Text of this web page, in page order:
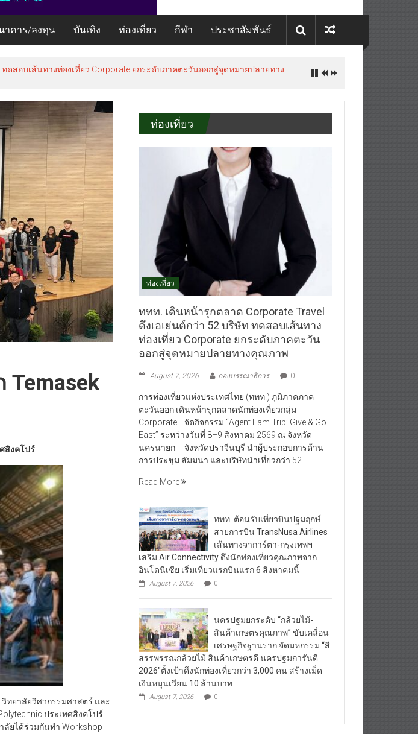
าคาร/ลงทุน บันเทิง ท่องเที่ยว กีฬา ประชาสัมพันธ์
ดสอบเส้นทางท่องเที่ยว Corporate ยกระดับภาคตะวันออกสู่จุดหมายปลายทาง
สิงคโปร์
ทยาลัยวิศวกรรมศาสตร์ และ
ประเทศสิงคโปร์
ลัยได้ร่วมกันทำ Workshop
ท่องเที่ยว
ท่องเที่ยว
ททท. เดินหน้ารุกตลาด Corporate Travel
ดึงเอเย่นต์กว่า 52 บริษัท ทดสอบเส้นทาง
ท่องเที่ยว Corporate ยกระดับภาคตะวัน
ออกสู่จุดหมายปลายทางคุณภาพ
August 7, 2026 กองบรรณาธิการ 0
การท่องเที่ยวแห่งประเทศไทย (ททท.) ภูมิภาคภาค
ตะวันออก เดินหน้ารุกตลาดนักท่องเที่ยวกลุ่ม
Corporate จัดกิจกรรม “Agent Fam Trip: Give & Go
East” ระหว่างวันที่ 8–9 สิงหาคม 2569 ณ จังหวัด
นครนายก จังหวัดปราจีนบุรี นำผู้ประกอบการด้าน
การประชุม สัมมนา และบริษัทนำเที่ยวกว่า 52
Read More
ททท. ต้อนรับเที่ยวบินปฐมฤกษ์
สายการบิน TransNusa Airlines
เส้นทางจาการ์ตา-กรุงเทพฯ
เสริม Air Connectivity ดึงนักท่องเที่ยวคุณภาพจาก
อินโดนีเซีย เริ่มเที่ยวแรกบินแรก 6 สิงหาคมนี้
August 7, 2026 0
นครปฐมยกระดับ “กล้วยไม้-
สินค้าเกษตรคุณภาพ” ขับเคลื่อน
เศรษฐกิจฐานราก จัดมหกรรม “สี
สรรพรรณกล้วยไม้ สินค้าเกษตรดี นครปฐมการันตี
2026″ตั้งเป้าดึงนักท่องเที่ยวกว่า 3,000 คน สร้างเม็ด
เงินหมุนเวียน 10 ล้านบาท
August 7, 2026 0